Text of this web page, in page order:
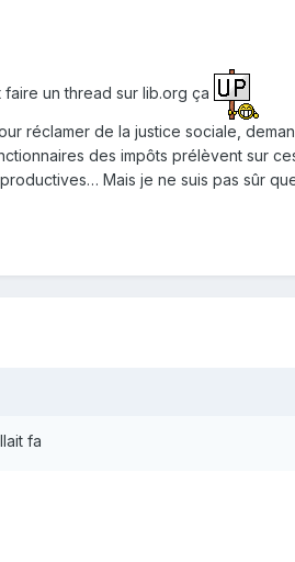
un thread sur lib.org ça
réclamer de la justice sociale,
des impôts prélèvent sur
Mais je ne suis pas sûr
fa